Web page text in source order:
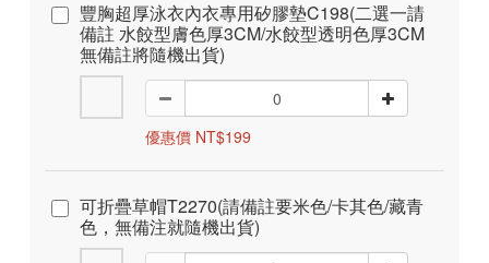
豐胸超厚泳衣內衣專用矽膠墊C198(二選一請
備註 水餃型膚色厚3CM/水餃型透明色厚3CM
無備註將隨機出貨)
優惠價 NT$199
可折疊草帽T2270(請備註要米色/卡其色/藏青
色，無備注就隨機出貨)